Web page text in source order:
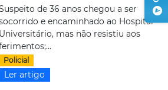
de 36 anos chegou a ser
e encaminhado ao Hospital
Universitário, mas não resistiu aos
Policial
Ler artigo